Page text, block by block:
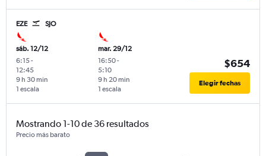
EZE SJO
sáb. 12/12
6:15-
12:45
1 escala
9 h 30 min
mar. 29/12
16:50-
5:10
1 escala
9 h 20 min
$654
Elegir fechas
Mostrando 1-10 de 36 resultados
Precio más barato